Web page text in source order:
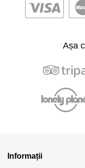
Așa
Informații